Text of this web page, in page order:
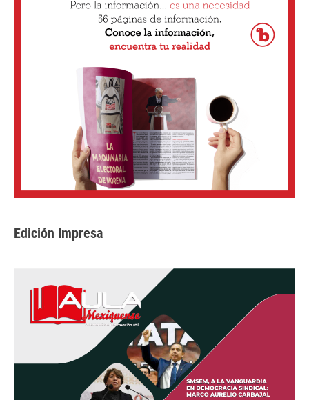
Edición Impresa